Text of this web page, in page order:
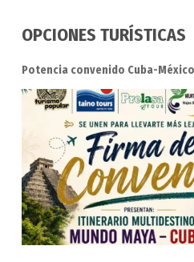
OPCIONES TURÍSTICAS
Potencia convenido Cuba-